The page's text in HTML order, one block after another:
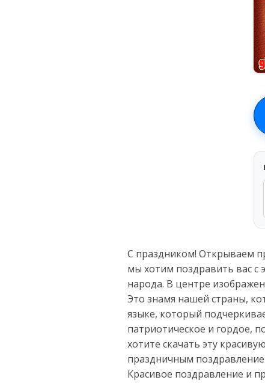
С праздником! Открываем
мы хотим поздравить вас с
народа. В центре
Это знамя нашей страны,
языке, который
патриотическое и гордое,
хотите скачать эту
праздничным
Красивое поздравление и